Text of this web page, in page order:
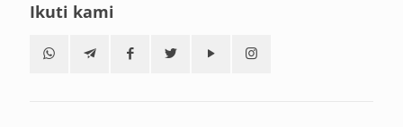
Ikuti kami